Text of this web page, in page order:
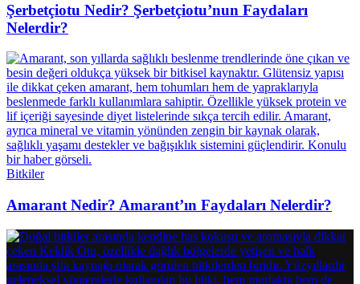
Şerbetçiotu Nedir? Şerbetçiotu’nun Faydaları
Nelerdir?
Bitkiler
Amarant Nedir? Amarant’ın Faydaları Nelerdir?